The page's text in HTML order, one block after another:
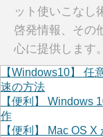
ット使いこなし
啓発情報、その
心に提供します。
【Windows10】 任
速の方法
【便利】 Windows
作
【便利】 Mac OS